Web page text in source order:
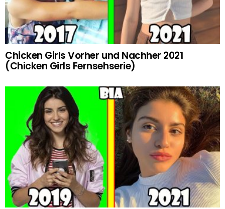
Chicken Girls Vorher und Nachher 2021
(Chicken Girls Fernsehserie)